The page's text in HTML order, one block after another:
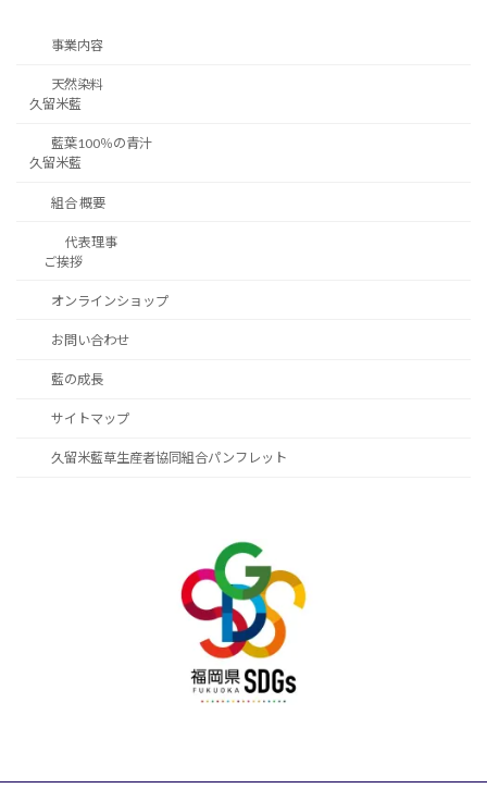
事業内容
天然染料
久留米藍
藍葉100％の青汁
久留米藍
組合 概要
代表理事
ご挨拶
オンラインショップ
お問い合わせ
藍の成長
サイトマップ
久留米藍草生産者協同組合パンフレット